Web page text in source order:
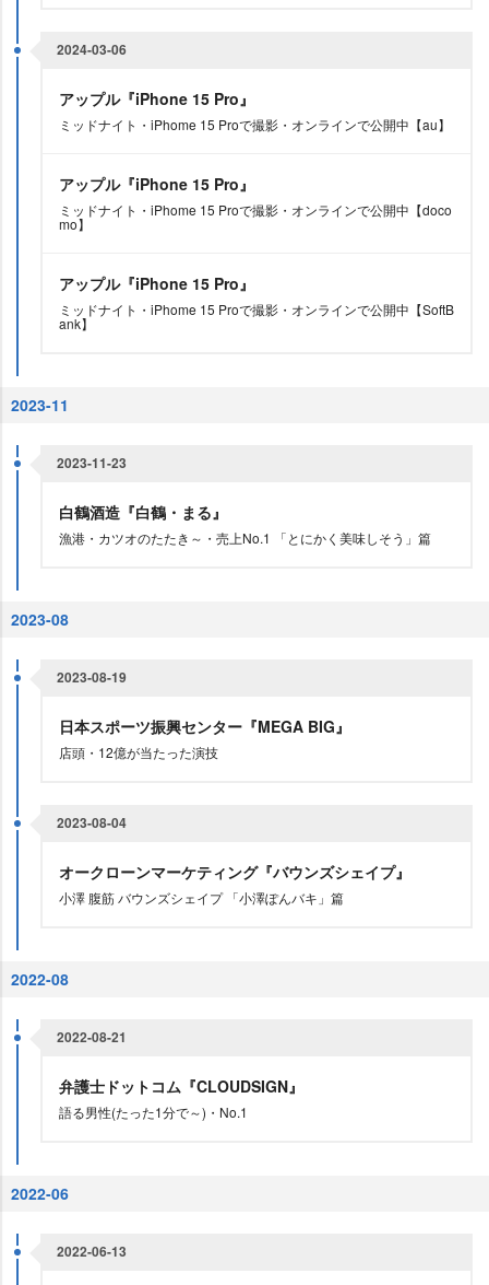
2024-03-06
アップル『iPhone 15 Pro』
ミッドナイト・iPhome 15 Proで撮影・オンラインで公開中【au】
アップル『iPhone 15 Pro』
ミッドナイト・iPhome 15 Proで撮影・オンラインで公開中【doco
mo】
アップル『iPhone 15 Pro』
ミッドナイト・iPhome 15 Proで撮影・オンラインで公開中【SoftB
ank】
2023-11
2023-11-23
白鶴酒造『白鶴・まる』
漁港・カツオのたたき～・売上No.1 「とにかく美味しそう」篇
2023-08
2023-08-19
日本スポーツ振興センター『MEGA BIG』
店頭・12億が当たった演技
2023-08-04
オークローンマーケティング『バウンズシェイプ』
小澤 腹筋 バウンズシェイプ 「小澤ぽんバキ」篇
2022-08
2022-08-21
弁護士ドットコム『CLOUDSIGN』
語る男性(たった1分で～)・No.1
2022-06
2022-06-13